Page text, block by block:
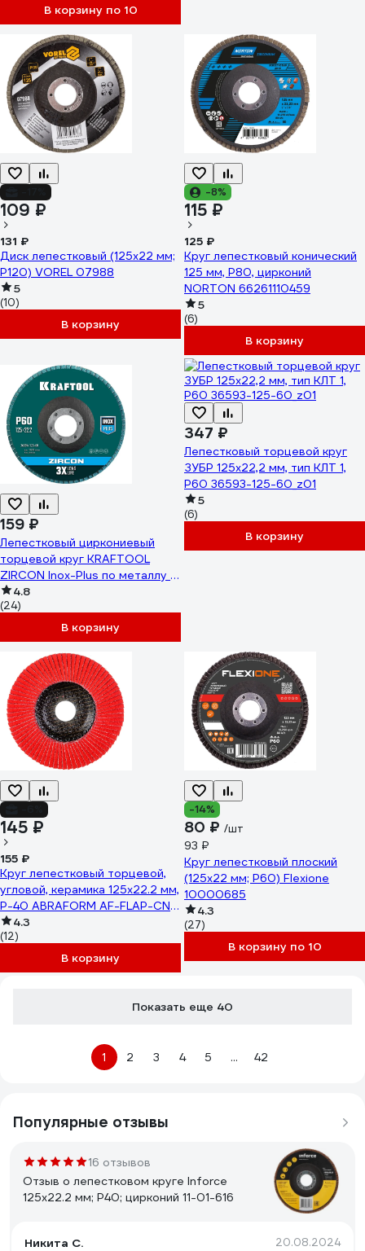
В корзину по 10
109 ₽
131 ₽
Диск лепестковый (125х22 мм;
Р120) VOREL 07988
5
(10)
В корзину
-8%
115 ₽
125 ₽
Круг лепестковый конический
125 мм, Р80, цирконий
NORTON 66261110459
5
(6)
В корзину
159 ₽
Лепестковый циркониевый
торцевой круг KRAFTOOL
ZIRCON Inox-Plus по металлу и
нержавеющей стали, 125x22.2
мм, P60 36594-125-60
4.8
(24)
В корзину
347 ₽
Лепестковый торцевой круг
ЗУБР 125x22,2 мм, тип КЛТ 1,
P60 36593-125-60_z01
5
(6)
В корзину
145 ₽
155 ₽
Круг лепестковый торцевой,
угловой, керамика 125х22.2 мм,
P-40 ABRAFORM AF-FLAP-CN-
125-P40-CRM
4.3
(12)
В корзину
-14%
80 ₽ /шт
93 ₽
Круг лепестковый плоский
(125х22 мм; Р60) Flexione
10000685
4.3
(27)
В корзину по 10
Показать еще 40
1 2 3 4 5 ... 42
Популярные отзывы
16 отзывов
Отзыв о лепестковом круге Inforce
125x22.2 мм; P40; цирконий 11-01-616
Никита С. 20.08.2024